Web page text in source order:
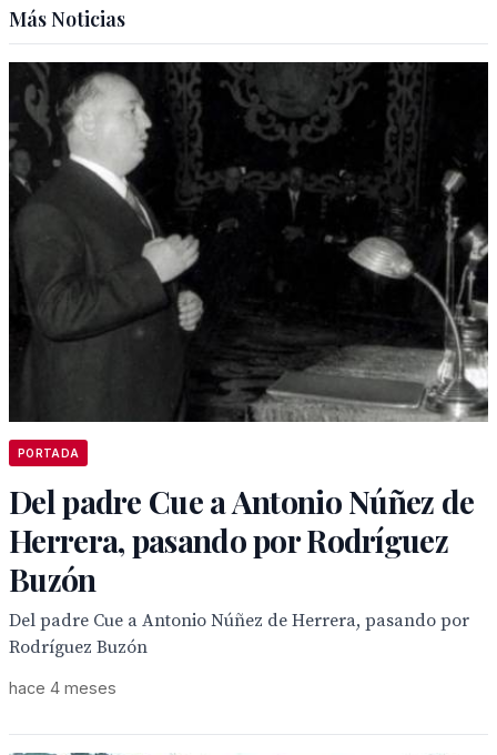
Más Noticias
PORTADA
Del padre Cue a Antonio Núñez de
Herrera, pasando por Rodríguez
Buzón
Del padre Cue a Antonio Núñez de Herrera, pasando por
Rodríguez Buzón
hace 4 meses